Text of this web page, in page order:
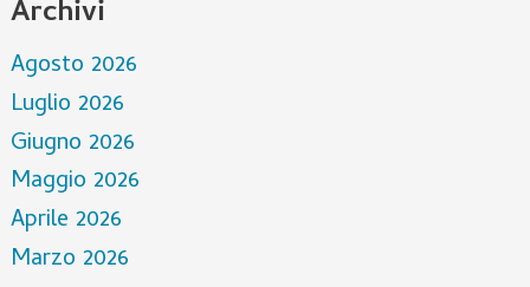
Archivi
Agosto 2026
Luglio 2026
Giugno 2026
Maggio 2026
Aprile 2026
Marzo 2026